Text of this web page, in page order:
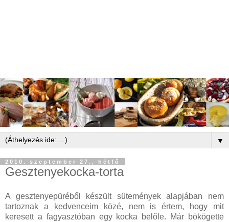
▼
2010. szeptember 27., hétfő
Gesztenyekocka-torta
A gesztenyepüréből készült sütemények alapjában nem
tartoznak a kedvenceim közé, nem is értem, hogy mit
keresett a fagyasztóban egy kocka belőle. Már bökögette